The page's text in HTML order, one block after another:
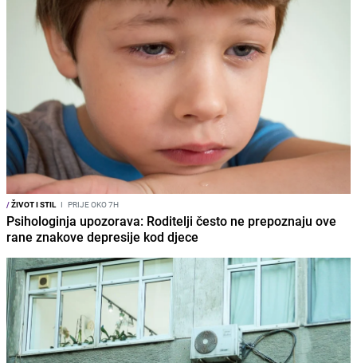
/ŽIVOT I STIL I PRIJE OKO 7H
Psihologinja upozorava: Roditelji često ne prepoznaju ove
rane znakove depresije kod djece